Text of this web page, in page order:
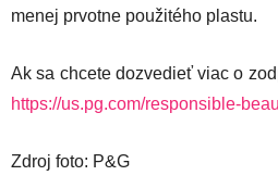
menej prvotne použitého plastu.
Ak sa chcete dozvedieť viac o
https://us.pg.com/responsible-
Zdroj foto: P&G